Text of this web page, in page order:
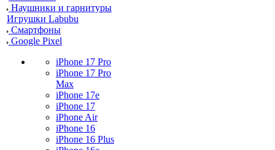
Наушники и гарнитуры
Игрушки Labubu
Смартфоны
Google Pixel
iPhone 17 Pro
iPhone 17 Pro
Max
iPhone 17e
iPhone 17
iPhone Air
iPhone 16
iPhone 16 Plus